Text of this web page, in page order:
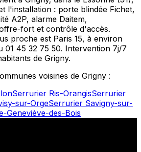
l'installation : porte blindée Fichet,
A2P, alarme Daitem,
fort et contrôle d'accès.
proche est Paris 15, à environ
01 45 32 75 50. Intervention 7j/7
de Grigny.
voisines de Grigny :
Serrurier Ris-OrangisSerrurier
sur-OrgeSerrurier Savigny-sur-
Geneviève-des-Bois